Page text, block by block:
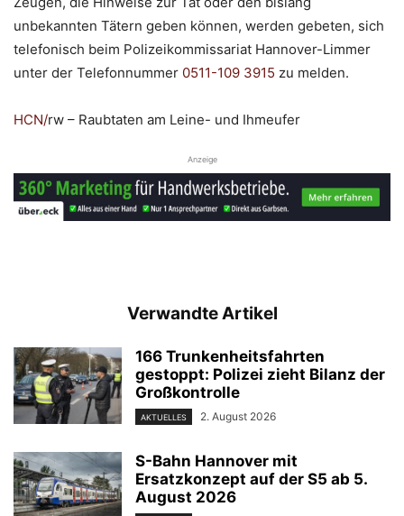
unbekannten Tätern geben können, werden gebeten, sich
telefonisch beim Polizeikommissariat Hannover-Limmer
unter der Telefonnummer 0511-109 3915 zu melden.
HCN/rw – Raubtaten am Leine- und Ihmeufer
Anzeige
Verwandte Artikel
166 Trunkenheitsfahrten
gestoppt: Polizei zieht Bilanz der
Großkontrolle
AKTUELLES 2. August 2026
S-Bahn Hannover mit
Ersatzkonzept auf der S5 ab 5.
August 2026